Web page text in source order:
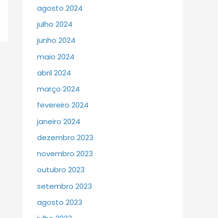
agosto 2024
julho 2024
junho 2024
maio 2024
abril 2024
março 2024
fevereiro 2024
janeiro 2024
dezembro 2023
novembro 2023
outubro 2023
setembro 2023
agosto 2023